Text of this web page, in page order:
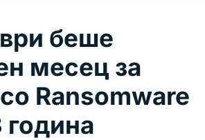
беше
месец за
Ransomware